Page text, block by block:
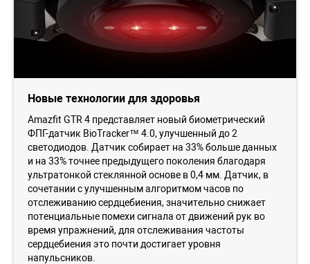
Новые технологии для здоровья
Amazfit GTR 4 представляет новый биометрический
ФПГ-датчик BioTracker™ 4.0, улучшенный до 2
светодиодов. Датчик собирает на 33% больше данных
и на 33% точнее предыдущего поколения благодаря
ультратонкой стеклянной основе в 0,4 мм. Датчик, в
сочетании с улучшенным алгоритмом часов по
отслеживанию сердцебиения, значительно снижает
потенциальные помехи сигнала от движений рук во
время упражнений, для отслеживания частоты
сердцебиения это почти достигает уровня
напульсников.